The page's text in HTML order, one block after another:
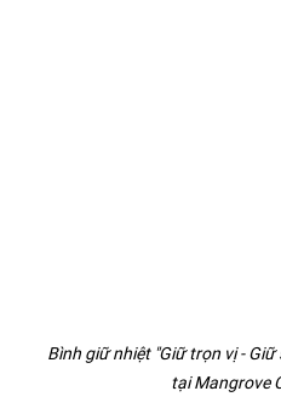
Bình giữ nhiệt "Giữ trọn vị -
tại Mangrove